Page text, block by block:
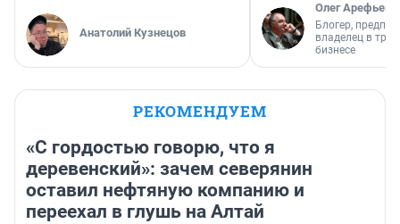
Анатолий Кузнецов
Олег Арефьев
Блогер,
владелец в
бизнесе
РЕКОМЕНДУЕМ
«С гордостью говорю, что я
деревенский»: зачем северянин
оставил нефтяную компанию и
переехал в глушь на Алтай